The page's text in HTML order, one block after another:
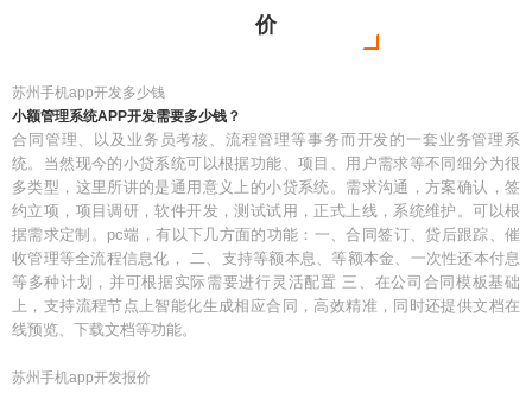
价
苏州手机app开发多少钱
小额管理系统APP开发需要多少钱？
合同管理、以及业务员考核、流程管理等事务而开发的一套业务管理系
统。当然现今的小贷系统可以根据功能、项目、用户需求等不同细分为很
多类型，这里所讲的是通用意义上的小贷系统。需求沟通，方案确认，签
约立项，项目调研，软件开发，测试试用，正式上线，系统维护。可以根
据需求定制。pc端，有以下几方面的功能：一、合同签订、贷后跟踪、催
收管理等全流程信息化， 二、支持等额本息、等额本金、一次性还本付息
等多种计划，并可根据实际需要进行灵活配置 三、在公司合同模板基础
上，支持流程节点上智能化生成相应合同，高效精准，同时还提供文档在
线预览、下载文档等功能。
苏州手机app开发报价